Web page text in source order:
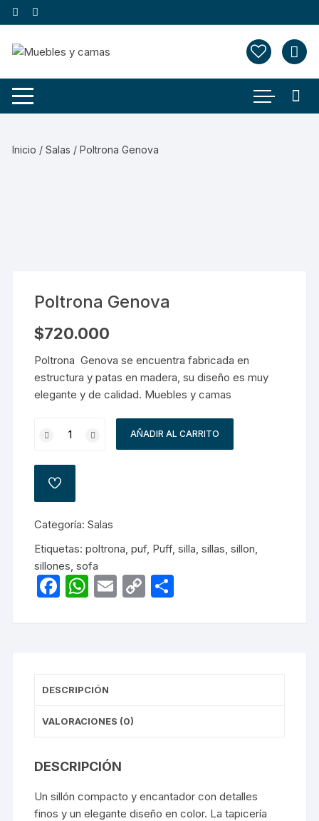
Saltar
al
contenido
Inicio /Salas / Poltrona Genova
Poltrona Genova
$720.000
Poltrona Genova se encuentra fabricada en
estructura y patas en madera, su diseño es muy
elegante y de calidad. Muebles y camas
Genova
AÑADIR AL CARRITO
AÑADIR
LISTA
DE
Categoría:Salas
Etiquetas:poltrona,puf, Puff,silla,sillas,sillon,
sillones,sofa
F
o
o
W
A
p
p
E
C
DESCRIPCIÓN
VALORACIONES (0)
DESCRIPCIÓN
Un sillón compacto y encantador con detalles
finos y un elegante diseño en color. La tapicería